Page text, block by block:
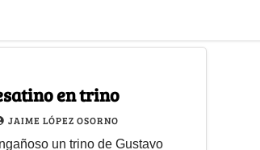
en trino
JAIME LÓPEZ OSORNO
un trino de Gustavo